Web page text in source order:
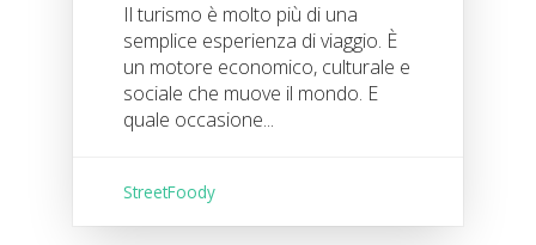
Il turismo è molto più di una
semplice esperienza di viaggio. È
un motore economico, culturale e
sociale che muove il mondo. E
quale occasione...
StreetFoody